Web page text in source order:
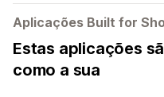
Aplicações Built for
Estas aplicações
como a sua